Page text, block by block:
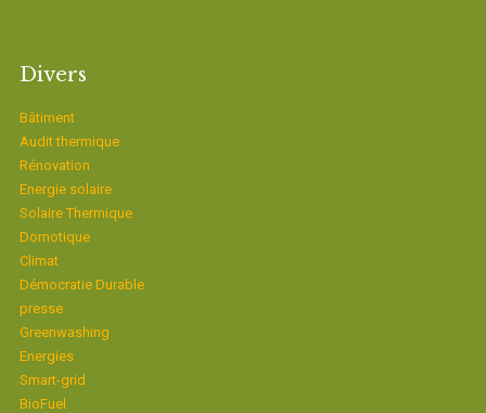
Divers
Bâtiment
Audit thermique
Rénovation
Energie solaire
Solaire Thermique
Domotique
Climat
Démocratie Durable
presse
Greenwashing
Energies
Smart-grid
BioFuel